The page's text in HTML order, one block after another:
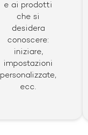
e ai prodotti
che si
desidera
conoscere:
iniziare,
impostazioni
personalizzate,
ecc.